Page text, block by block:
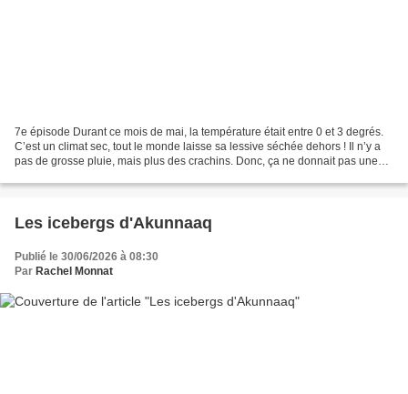
7e épisode Durant ce mois de mai, la température était entre 0 et 3 degrés.
C’est un climat sec, tout le monde laisse sa lessive séchée dehors ! Il n’y a
pas de grosse pluie, mais plus des crachins. Donc, ça ne donnait pas une
Les icebergs d'Akunnaaq
Publié le 30/06/2026 à 08:30
Par Rachel Monnat